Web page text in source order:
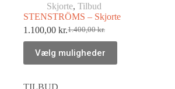
Skjorte, Tilbud
STENSTRÖMS – Skjorte
1.400,00kr.
1.100,00 kr.
Vælg muligheder
TILBUD